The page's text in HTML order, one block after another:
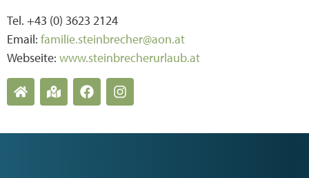
Tel. +43 (0) 3623 2124
Email: familie.steinbrecher@aon.at
Webseite: www.steinbrecherurlaub.at